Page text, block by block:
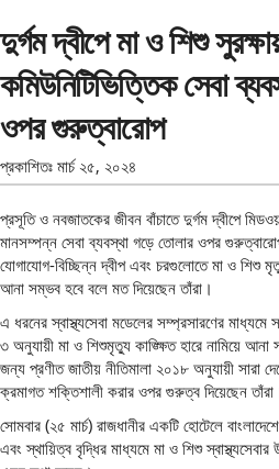
দুর্গম দ্বীপে মা ও শিশু
কমিউনিটিভিত্তিক সেবা
ওপর গুরুত্বারোপ
প্রকাশিতঃ মার্চ ২৫, ২০২৪
প্রসূতি ও নবজাতকের জীবন বাঁচাতে দুর্গম দ্বীপে
মানসম্পন্ন সেবা ব্যবস্থা গড়ে তোলার ওপর
যোগাযোগ-বিচ্ছিন্ন দ্বীপ এবং চরগুলোতে মা ও শিশু
আনা সম্ভব হবে বলে মত দিয়েছেন তাঁরা।
এ ধরনের স্বাস্থ্যসেবা মডেলের সম্প্রসারণের
৩ অনুযায়ী মা ও শিশুমৃত্যু কাঙ্ক্ষিত হারে নামিয়ে
জন্য প্রণীত জাতীয় নীতিমালা ২০১৮ অনুযায়ী সারা
ক্রমাগত শক্তিশালী করার ওপর গুরুত্ব দিয়েছেন
সোমবার (২৫ মার্চ) রাজধানীর একটি হোটেলে
এবং স্থায়িত্ব বৃদ্ধির মাধ্যমে মা ও শিশু